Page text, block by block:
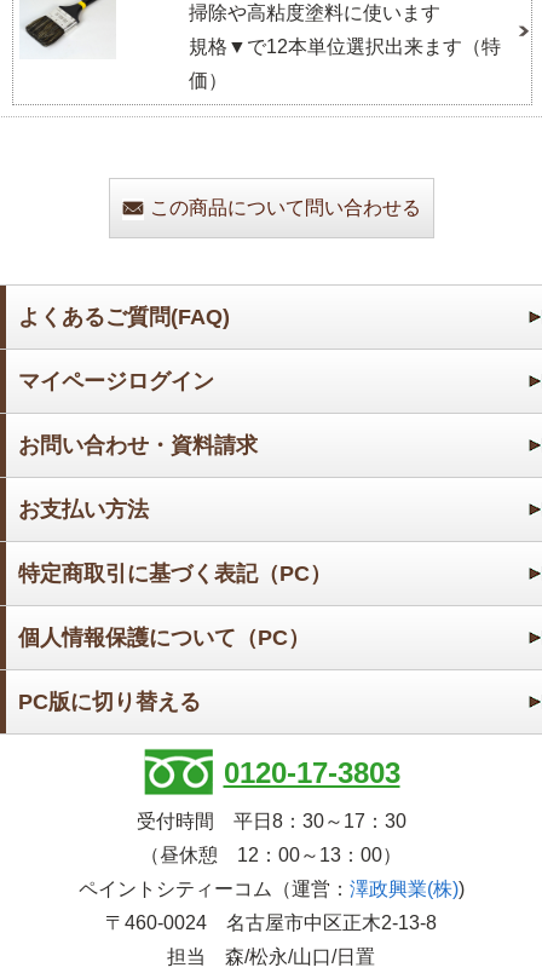
掃除や高粘度塗料に使います
規格▼で12本単位選択出来ます（特
価）
この商品について問い合わせる
よくあるご質問(FAQ)
マイページログイン
お問い合わせ・資料請求
お支払い方法
特定商取引に基づく表記（PC）
個人情報保護について（PC）
PC版に切り替える
0120-17-3803
受付時間 平日8：30～17：30
（昼休憩 12：00～13：00）
ペイントシティーコム（運営： 澤政興業(株))
〒460-0024 名古屋市中区正木2-13-8
担当 森/松永/山口/日置